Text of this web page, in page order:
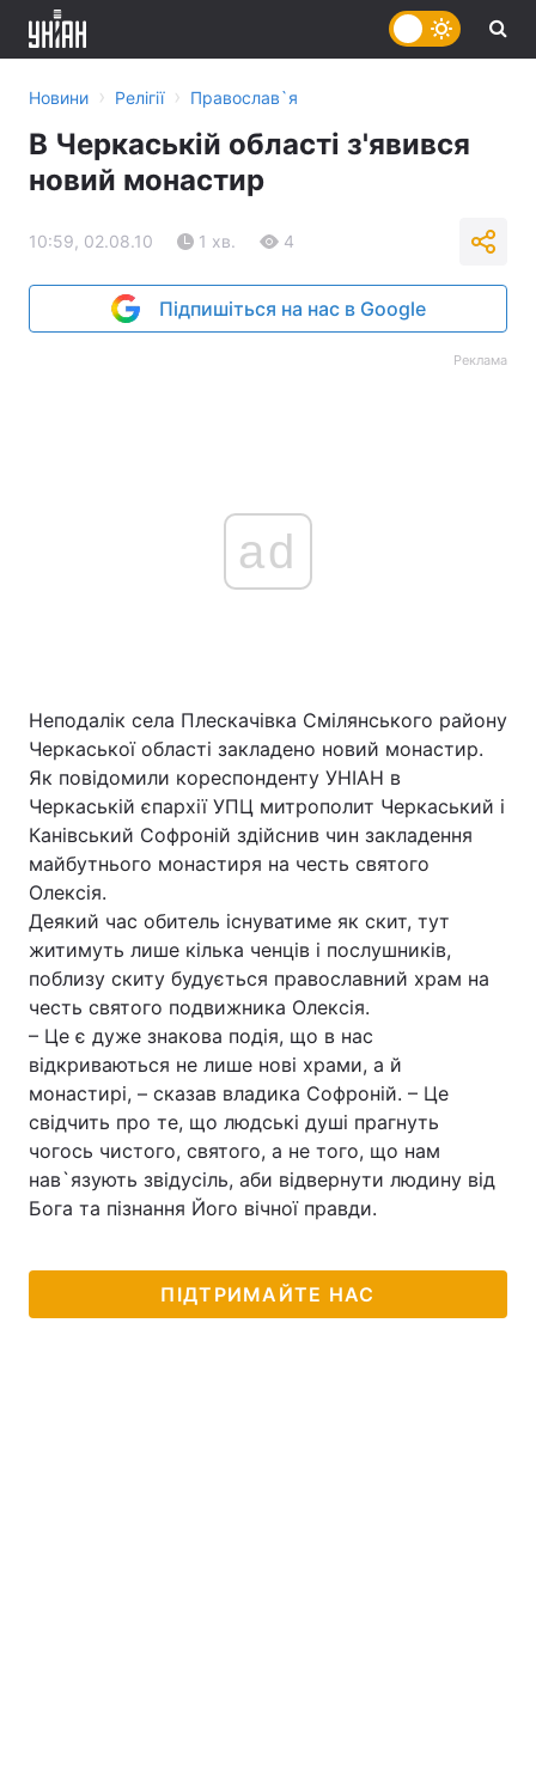
Головна Війна
Політика
Світ
Новини › Релігії › Православ`я
В Черкаській області з'явився
новий монастир
10:59, 02.08.10 1 хв. 4
Підпишіться на нас в Google
Реклама
ad
Неподалік села Плескачівка Смілянського району
Черкаської області закладено новий монастир.
Як повідомили кореспонденту УНІАН в
Черкаській єпархії УПЦ митрополит Черкаський і
Канівський Софроній здійснив чин закладення
майбутнього монастиря на честь святого
Олексія.
Деякий час обитель існуватиме як скит, тут
житимуть лише кілька ченців і послушників,
поблизу скиту будується православний храм на
честь святого подвижника Олексія.
– Це є дуже знакова подія, що в нас
відкриваються не лише нові храми, а й
монастирі, – сказав владика Софроній. – Це
свідчить про те, що людські душі прагнуть
чогось чистого, святого, а не того, що нам
нав`язують звідусіль, аби відвернути людину від
Бога та пізнання Його вічної правди.
ПІДТРИМАЙТЕ НАС